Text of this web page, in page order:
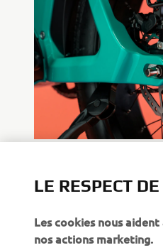
LE RESPECT
Les cookies nous
nos actions marketing.